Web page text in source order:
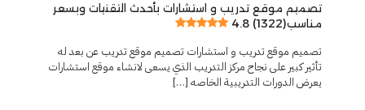
تصميم موقع تدريب و استشارات بأحدث التقنيات وبسعر
مناسب4.8 (1322)
تصميم موقع تدريب و استشارات تصميم موقع تدريب عن بعد له
تأثير كبير على نجاح مركز التدريب الذي يسعى لانشاء موقع استشارات
يعرض الدورات التدريبية الخاصه […]